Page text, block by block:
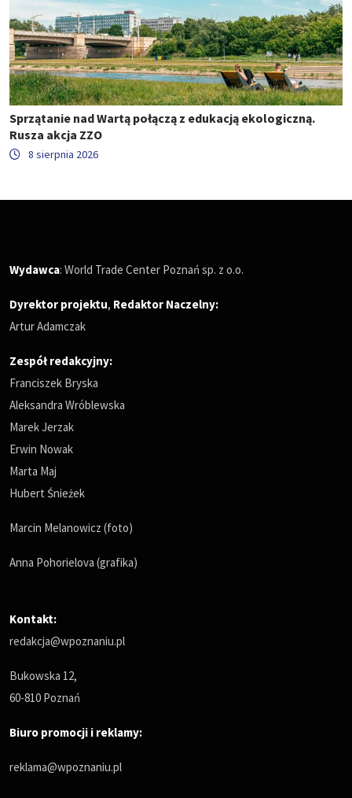
Sprzątanie nad Wartą połączą z edukacją ekologiczną.
Rusza akcja ZZO
8 sierpnia 2026
Wydawca: World Trade Center Poznań sp. z o.o.
Dyrektor projektu, Redaktor Naczelny:
Artur Adamczak
Zespół redakcyjny:
Franciszek Bryska
Aleksandra Wróblewska
Marek Jerzak
Erwin Nowak
Marta Maj
Hubert Śnieżek
Marcin Melanowicz (foto)
Anna Pohorielova (grafika)
Kontakt:
redakcja@wpoznaniu.pl
Bukowska 12,
60-810 Poznań
Biuro promocji i reklamy:
reklama@wpoznaniu.pl